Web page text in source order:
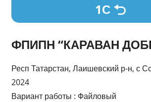
1С
ФПИПН “КАРАВАН
Респ Татарстан, Лаишевский р-н, с
2024
Вариант работы : Файловый